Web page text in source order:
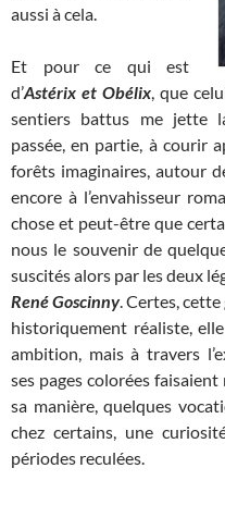
aussi à cela.
Et pour ce qui est
d’Astérix et Obélix, que
sentiers battus me jette
passée, en partie, à courir
forêts imaginaires, autour
encore à l’envahisseur
chose et peut-être que
nous le souvenir de
suscités alors par les deux
René Goscinny. Certes,
historiquement réaliste,
ambition, mais à travers
ses pages colorées faisaient
sa manière, quelques
chez certains, une
périodes reculées.